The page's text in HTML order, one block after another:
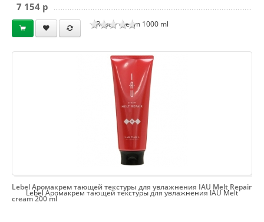
Repair cream 1000 ml
7 154 p
Lebel Аромакрем тающей текстуры для увлажнения IAU Melt
Lebel Аромакрем тающей текстуры для увлажнения IAU Melt Repair
cream 200 ml